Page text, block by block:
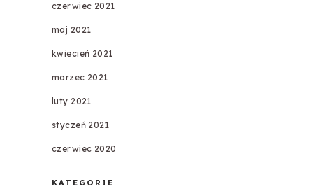
czerwiec 2021
maj 2021
kwiecień 2021
marzec 2021
luty 2021
styczeń 2021
czerwiec 2020
KATEGORIE